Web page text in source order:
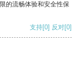
的流畅体验和安全性保
支持[0] 反对[0]